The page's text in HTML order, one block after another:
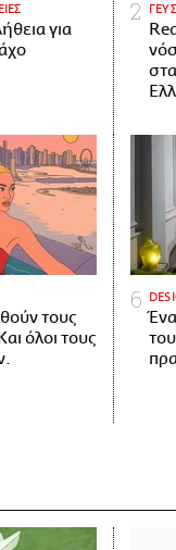
για
τους
όλοι τους